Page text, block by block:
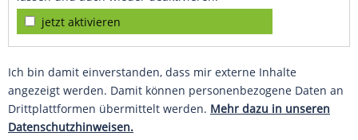
jetzt aktivieren
Ich bin damit einverstanden, dass mir externe Inhalte
angezeigt werden. Damit können personenbezogene Daten an
Drittplattformen übermittelt werden. Mehr dazu in unseren
Datenschutzhinweisen.